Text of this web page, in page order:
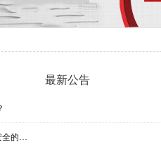
最新公告
全的…